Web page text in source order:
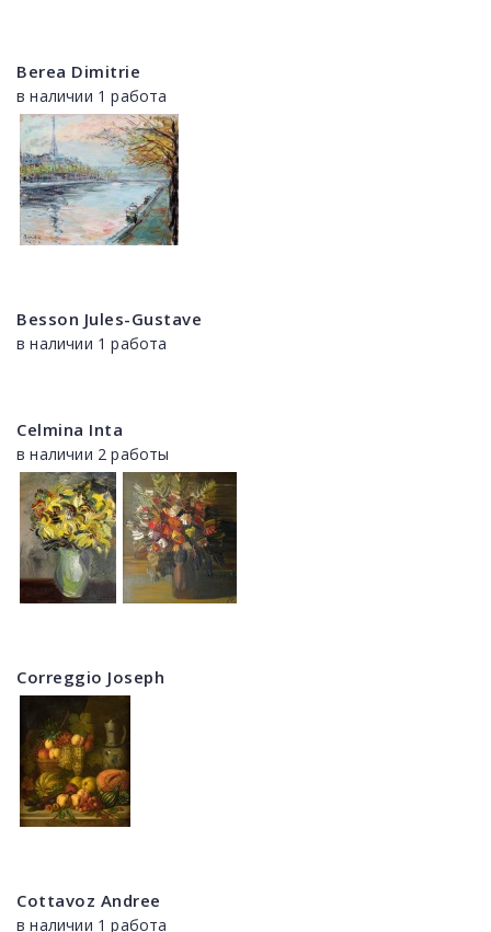
Berea Dimitrie
в наличии 1 работа
Besson Jules-Gustave
в наличии 1 работа
Celmina Inta
в наличии 2 работы
Correggio Joseph
Cottavoz Andree
в наличии 1 работа